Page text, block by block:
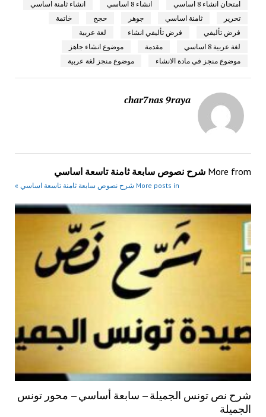
امتحان انشاء 8 اساسي
انشاء 8 اساسي
انشاء ثامنة اساسي
تحرير
ثامنة اساسي جوهر حجج
خاتمة
فرض تأليفي
فرض تأليفي انشاء
لغة عربية
لغة عربية 8 اساسي
مقدمة
موضوع انشاء جاهز
موضوع منجز في مادة الانشاء
موضوع منجز لغة عربية
char7nas 9raya
More from شرح نصوص سابعة ثامنة تاسعة اساسي
More posts in شرح نصوص سابعة ثامنة تاسعة اساسي »
شرح نص تونس الجميلة – سابعة أساسي – محور تونس
الجميلة